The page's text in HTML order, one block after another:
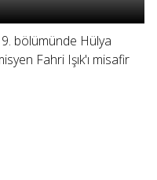
bölümünde Hülya
Fahri Işık'ı misafir